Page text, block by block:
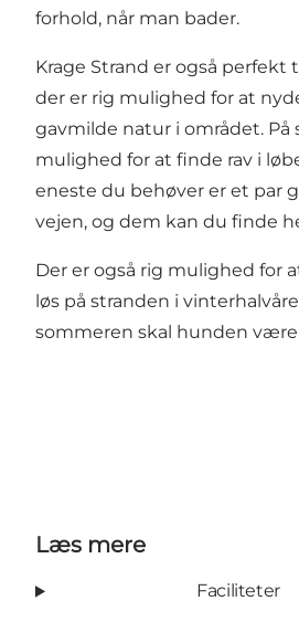
forhold, når man bader.
Krage Strand er også perfekt
der er rig mulighed for at
gavmilde natur i området. På
mulighed for at finde rav i
eneste du behøver er et par
vejen, og dem kan du finde
Der er også rig mulighed for
løs på stranden i
sommeren skal hunden være
Læs mere
Faciliteter